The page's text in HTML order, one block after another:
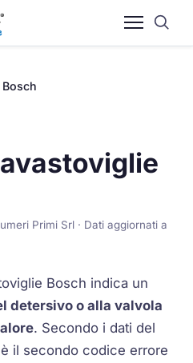
Primi Srl · Dati aggiornati a
Bosch indica un
detersivo o alla valvola
. Secondo i dati del
il secondo codice errore